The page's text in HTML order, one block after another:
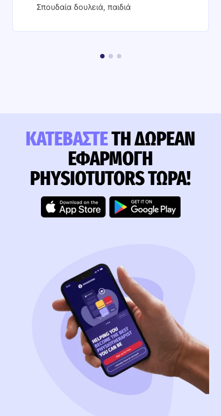
Σπουδαία δουλειά, παιδιά
ΚΑΤΕΒΆΣΤΕΤΗ ΔΩΡΕΆΝ
ΕΦΑΡΜΟΓΉ
PHYSIOTUTORS ΤΏΡΑ!